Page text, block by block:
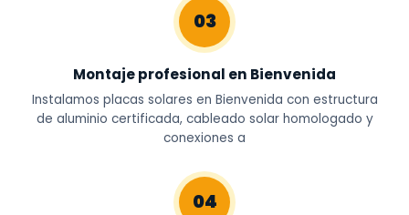
03
Montaje profesional en Bienvenida
Instalamos placas solares en Bienvenida con estructura
de aluminio certificada, cableado solar homologado y
conexiones a
04